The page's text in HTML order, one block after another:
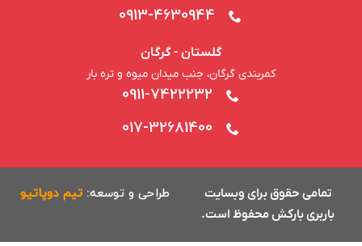
0913-4630944
گلستان - گرگان
کمربندی گرگان، جنب میدان میوه و تره بار
0911-7422232
017-32681400
تمامی حقوق برای وبسایت
باربری بارکش محفوظ است.
طراحی و توسعه:تیم دوپاتیو